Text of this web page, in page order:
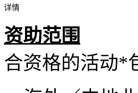
详情
资助范围
合资格的活动*